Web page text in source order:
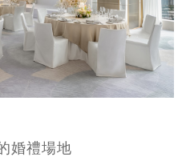
婚禮場地